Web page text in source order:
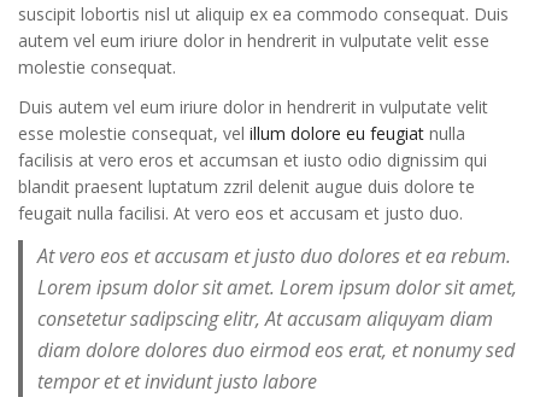
suscipit lobortis nisl ut aliquip ex ea commodo consequat. Duis
autem vel eum iriure dolor in hendrerit in vulputate velit esse
molestie consequat.
Duis autem vel eum iriure dolor in hendrerit in vulputate velit
esse molestie consequat, vel illum dolore eu feugiat nulla
facilisis at vero eros et accumsan et iusto odio dignissim qui
blandit praesent luptatum zzril delenit augue duis dolore te
feugait nulla facilisi. At vero eos et accusam et justo duo.
At vero eos et accusam et justo duo dolores et ea rebum.
Lorem ipsum dolor sit amet. Lorem ipsum dolor sit amet,
consetetur sadipscing elitr, At accusam aliquyam diam
diam dolore dolores duo eirmod eos erat, et nonumy sed
tempor et et invidunt justo labore